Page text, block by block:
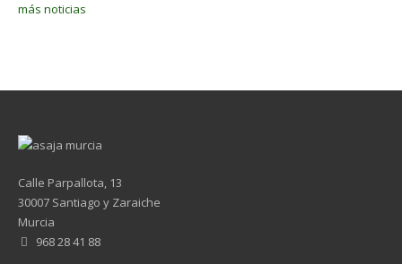
más noticias
Calle Parpallota, 13
30007 Santiago y Zaraiche
Murcia
968 28 41 88